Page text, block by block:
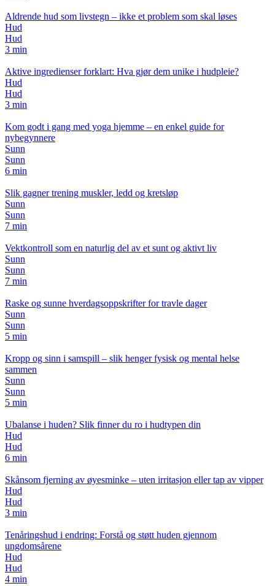
Aldrende hud som livstegn – ikke et problem som skal løses
Hud
Hud
3 min
Aktive ingredienser forklart: Hva gjør dem unike i hudpleie?
Hud
Hud
3 min
Kom godt i gang med yoga hjemme – en enkel guide for
nybegynnere
Sunn
Sunn
6 min
Slik gagner trening muskler, ledd og kretsløp
Sunn
Sunn
7 min
Vektkontroll som en naturlig del av et sunt og aktivt liv
Sunn
Sunn
7 min
Raske og sunne hverdagsoppskrifter for travle dager
Sunn
Sunn
5 min
Kropp og sinn i samspill – slik henger fysisk og mental helse
sammen
Sunn
Sunn
5 min
Ubalanse i huden? Slik finner du ro i hudtypen din
Hud
Hud
6 min
Skånsom fjerning av øyesminke – uten irritasjon eller tap av vipper
Hud
Hud
3 min
Tenåringshud i endring: Forstå og støtt huden gjennom
ungdomsårene
Hud
Hud
4 min